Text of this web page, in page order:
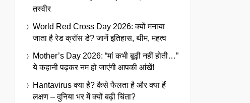
तस्वीर
World Red Cross Day 2026: क्यों मनाया
जाता है रेड क्रॉस डे? जानें इतिहास, थीम, महत्व
Mother’s Day 2026: “मां कभी बूढ़ी नहीं होती…”
ये कहानी पढ़कर नम हो जाएंगी आपकी आंखें!
Hantavirus क्या है? कैसे फैलता है और क्या हैं
लक्षण – दुनिया भर में क्यों बढ़ी चिंता?